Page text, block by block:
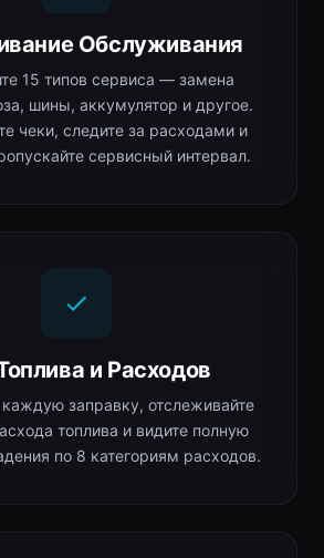
Обслуживания
15 типов сервиса — замена
шины, аккумулятор и другое.
чеки, следите за расходами и
сервисный интервал.
и Расходов
заправку, отслеживайте
топлива и видите полную
по 8 категориям расходов.